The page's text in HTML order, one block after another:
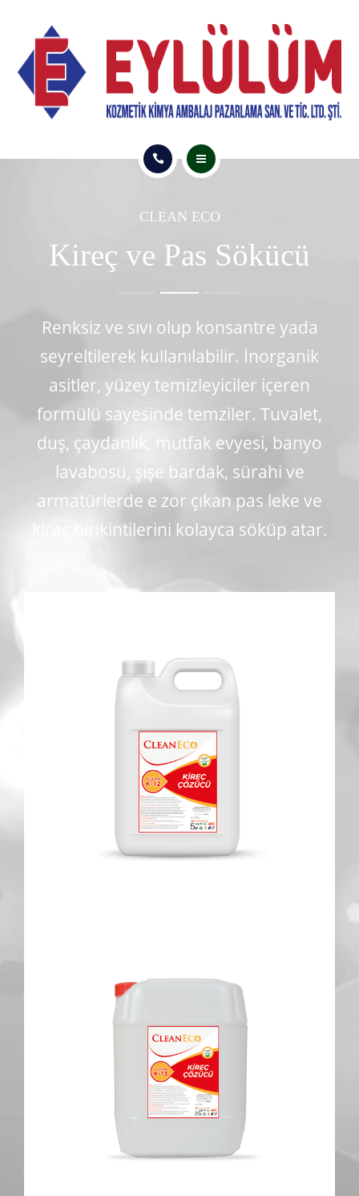
E-KATALOG
İLETİŞİM
ÜRÜNLER
İLETİŞİM
CLEAN ECO
Kireç ve Pas Sökücü
Renksiz ve sıvı olup konsantre yada
seyreltilerek kullanılabilir. İnorganik
asitler, yüzey temizleyiciler içeren
formülü sayesinde temziler. Tuvalet,
duş, çaydanlık, mutfak evyesi, banyo
lavabosu, şişe bardak, sürahi ve
armatürlerde e zor çıkan pas leke ve
kireç birikintilerini kolayca söküp atar.